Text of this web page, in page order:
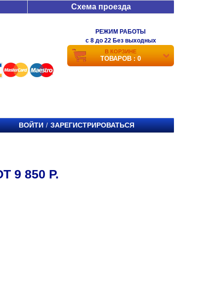
Схема проезда
РЕЖИМ РАБОТЫ
c 8 до 22 Без выходных
В КОРЗИНЕ
ТОВАРОВ : 0
ВОЙТИ / ЗАРЕГИСТРИРОВАТЬСЯ
9 850 Р.